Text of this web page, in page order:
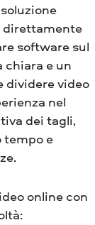
direttamente
software sul
chiara e un
dividere video
nel
dei tagli,
tempo e
online con